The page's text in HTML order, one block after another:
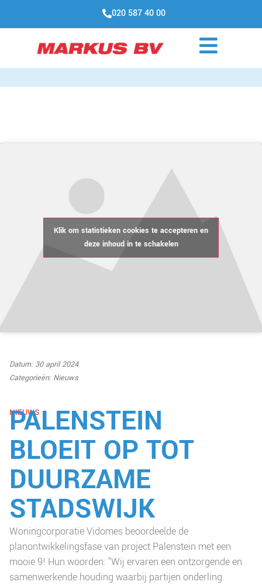
020 587 40 00
Klik om statistieken cookies te accepteren en
deze inhoud in te schakelen
Datum: 30 april 2024
Categorieën: Nieuws
NIEUWS
PALENSTEIN
BLOEIT OP TOT
DUURZAME
STADSWIJK
Woningcorporatie Vidomes beoordeelde de
planontwikkelingsfase van project Palenstein met een
mooie 9! Hun woorden: ”Wij ervaren een ontzorgende en
samenwerkende houding waarbij partijen onderling